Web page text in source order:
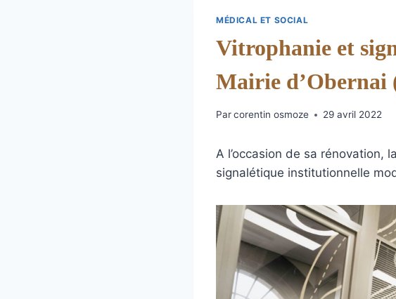
MÉDICAL ET SOCIAL
Vitrophanie et
Mairie d’Obernai
Parcorentin osmoze 29 avril 2022
A l’occasion de sa rénovation,
signalétique institutionnelle